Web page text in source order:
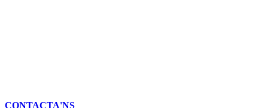
CONTACTA'NS